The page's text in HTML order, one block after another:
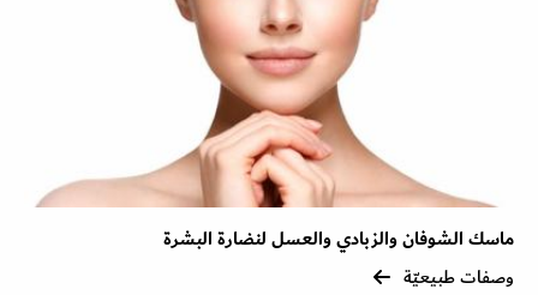
ماسك الشوفان والزبادي والعسل لنضارة البشرة
وصفات طبيعيّة